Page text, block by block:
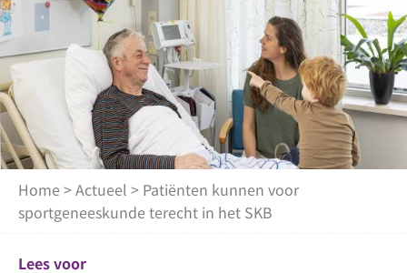
Home >Actueel > Patiënten kunnen voor
sportgeneeskunde terecht in het SKB
Lees voor